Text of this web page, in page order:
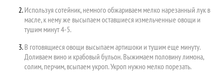
Используя сотейник, немного обжариваем мелко нарезанный лук в
масле, к нему же высыпаем оставшиеся измельченные овощи и
тушим минут 4-5.
В готовящиеся овощи высыпаем артишоки и тушим еще минуту.
Доливаем вино и крабовый бульон. Выжимаем половину лимона,
солим, перчим, всыпаем укроп. Укроп нужно мелко порезать.